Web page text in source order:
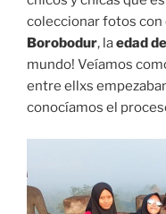
coleccionar fotos con
Borobodur, laedad
mundo! Veíamos
entre ellxs
conocíamos el